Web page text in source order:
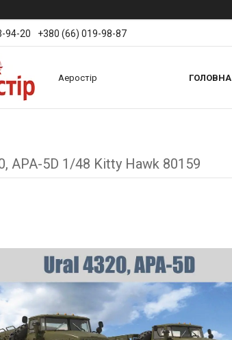
94-20 +380 (66) 019-98-87
Аеростір ГОЛОВНА
APA-5D 1/48 Kitty Hawk 80159